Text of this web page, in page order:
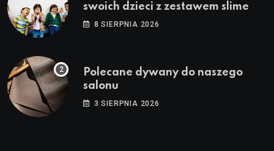
swoich dzieci z zestawem slime
8 SIERPNIA 2026
Polecane dywany do naszego
salonu
3 SIERPNIA 2026